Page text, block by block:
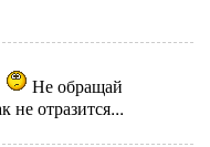
Не обращай
не отразится...